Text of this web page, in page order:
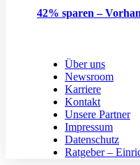
42% sparen –
Über uns
Newsroom
Karriere
Kontakt
Unsere Partner
Impressum
Datenschutz
Ratgeber –